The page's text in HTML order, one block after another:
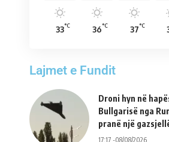
33°C 36°C 37°C
Lajmet e Fundit
Droni hyn në
Bullgarisë nga
pranë një
17:17 -08/08/2026